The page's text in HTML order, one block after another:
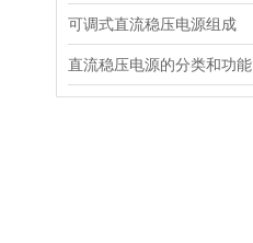
可调式直流稳压电源组成
直流稳压电源的分类和功能